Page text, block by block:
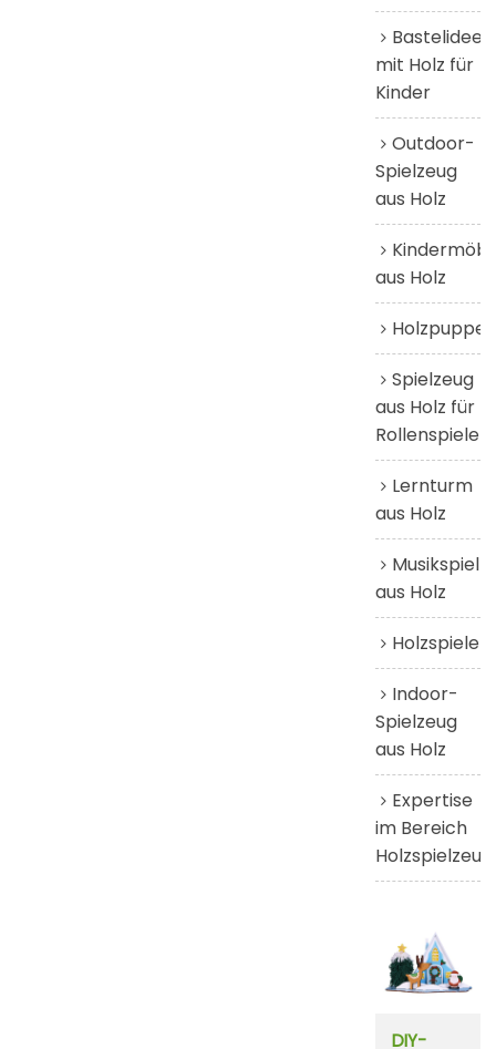
Bastelideen
mit Holz für
Kinder
Outdoor-
Spielzeug
aus Holz
aus Holz
Spielzeug
aus Holz für
Rollenspiele
Lernturm
aus Holz
aus Holz
Holzspiele
Indoor-
Spielzeug
aus Holz
Expertise
im Bereich
Holzspielzeug
DIY-